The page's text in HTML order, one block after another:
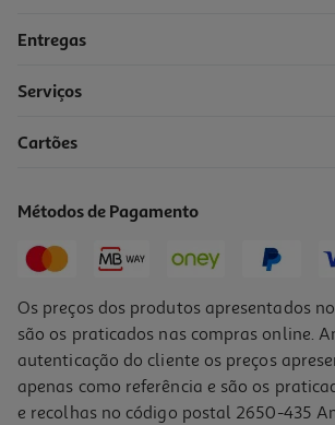
Entregas
Serviços
Cartões
Métodos de Pagamento
Os preços dos produtos apresentados
são os praticados nas compras online.
autenticação do cliente os preços
apenas como referência e são os
e recolhas no código postal 2650-435